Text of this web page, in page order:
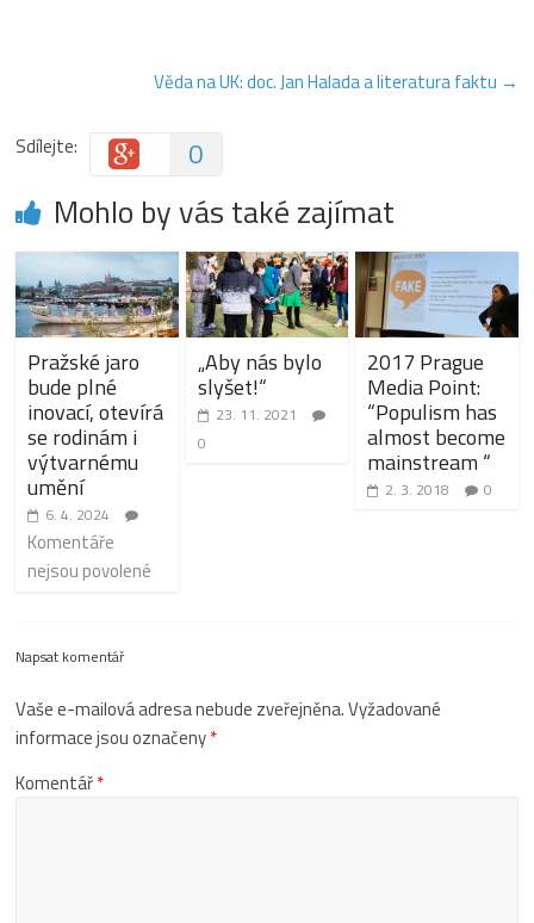
Věda na UK: doc. Jan Halada a literatura faktu →
Sdílejte: 0
Mohlo by vás také zajímat
Pražské jaro
bude plné
inovací, otevírá
se rodinám i
výtvarnému
umění
6. 4. 2024
Komentáře
nejsou povolené
„Aby nás bylo
slyšet!“
23. 11. 2021
0
2017 Prague
Media Point:
“Populism has
almost become
mainstream “
2. 3. 2018 0
Napsat komentář
Vaše e-mailová adresa nebude zveřejněna.Vyžadované
informace jsou označeny*
Komentář*